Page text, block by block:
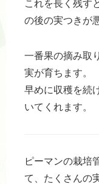
これを長く残す
の後の実つきが
一番果の摘み取
実が育ちます。
早めに収穫を続
いてくれます。
ピーマンの栽培
て、たくさんの